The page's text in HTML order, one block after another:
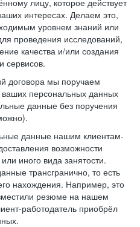
лицу, которое действует
интересах. Делаем это,
уровнем знаний или
проведения исследований,
качества и/или создания
сервисов.
договора мы поручаем
ваших персональных данных
данные без поручения
данные нашим клиентам-
возможности
иного вида занятости.
трансгранично, то есть
нахождения. Например, это
резюме на нашем
работодатель приобрёл